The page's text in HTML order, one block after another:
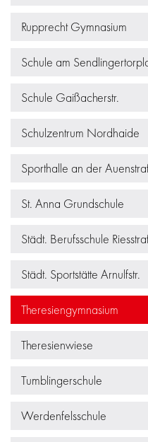
Rupprecht Gymnasium
Schule am
Schule Gaißacherstr.
Schulzentrum Nordhaide
Sporthalle an der
St. Anna Grundschule
Städt. Berufsschule
Städt. Sportstätte Arnulfstr.
Theresiengymnasium
Theresienwiese
Tumblingerschule
Werdenfelsschule